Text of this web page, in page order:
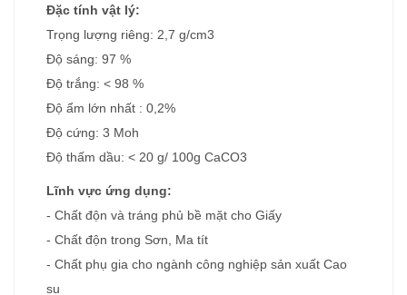
Đặc tính vật lý:
Trọng lượng riêng: 2,7 g/cm3
Độ sáng: 97 %
Độ trắng: < 98 %
Độ ẩm lớn nhất : 0,2%
Độ cứng: 3 Moh
Độ thấm dầu: < 20 g/ 100g CaCO3
Lĩnh vực ứng dụng:
- Chất độn và tráng phủ bề mặt cho Giấy
- Chất độn trong Sơn, Ma tít
- Chất phụ gia cho ngành công nghiệp sản xuất Cao
su